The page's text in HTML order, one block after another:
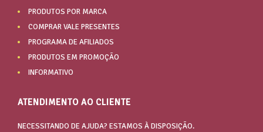
PRODUTOS POR MARCA
COMPRAR VALE PRESENTES
PROGRAMA DE AFILIADOS
PRODUTOS EM PROMOÇÃO
INFORMATIVO
ATENDIMENTO AO CLIENTE
NECESSITANDO DE AJUDA? ESTAMOS À DISPOSIÇÃO.